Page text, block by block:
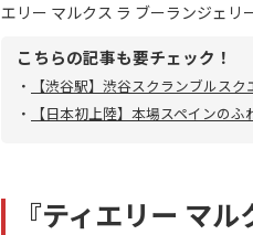
エリー マルクス ラ ブーランジェリ
こちらの記事も要チェック！
・
【渋谷駅】渋谷スクランブルス
・
【日本初上陸】本場スペインの
『ティエリー マ